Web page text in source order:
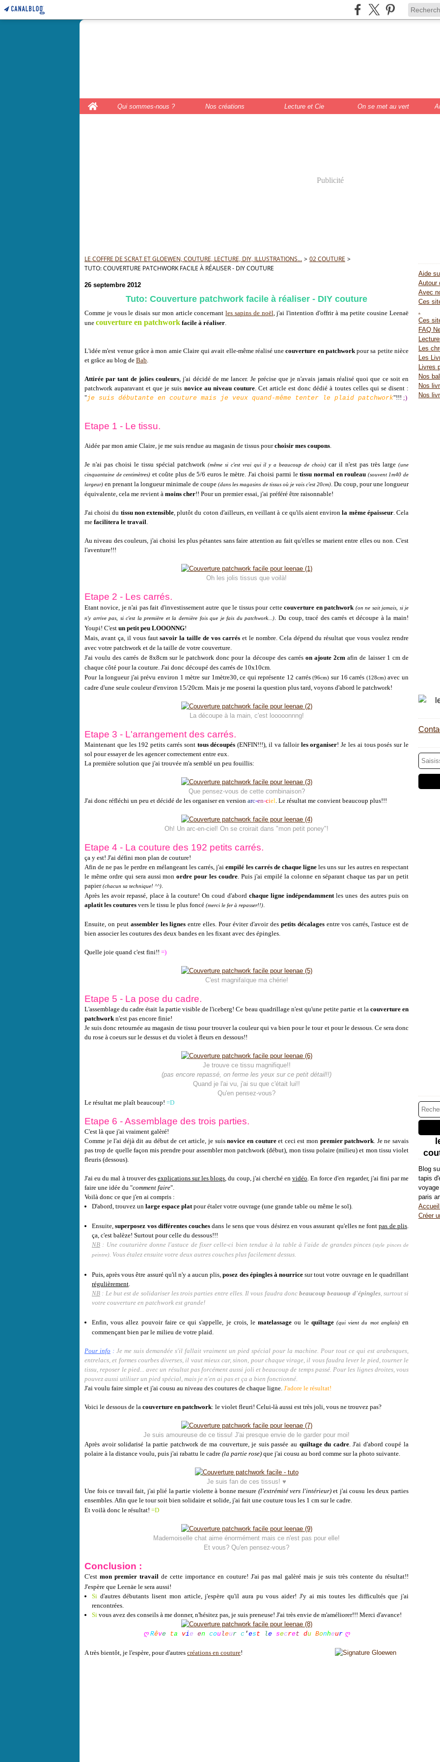
Home
Qui sommes-nous ? Nos créations Lecture et Cie On se met au vert
Publicité
LE COFFRE DE SCRAT ET GLOEWEN, COUTURE, LECTURE, DIY, ILLUSTRATIONS... > 02 COUTURE >
TUTO: COUVERTURE PATCHWORK FACILE À RÉALISER - DIY COUTURE
26 septembre 2012
Tuto: Couverture patchwork facile à réaliser - DIY couture
Comme je vous le disais sur mon article concernantles sapins de noël, j'ai l'intention d'offrir à ma petite cousine Leenaë
une couverture en patchwork facile à réaliser.
L'idée m'est venue grâce à mon amie Claire qui avait elle-même réalisé unecouverture en patchworkpour sa petite nièce
et grâce au blog de Bab.
Attirée par tant de jolies couleurs, j'ai décidé de me lancer. Je précise que je n'avais jamais réalisé quoi que ce soit en
patchwork auparavant et que je suis novice au niveau couture. Cet article est donc dédié à toutes celles qui se disent :
"je suis débutante en couture mais je veux quand-même tenter le plaid patchwork"!!! ;)
Etape 1 - Le tissu.
Aidée par mon amie Claire, je me suis rendue au magasin de tissus pourchoisir mes coupons.
Je n'ai pas choisi le tissu spécial patchwork (même si c'est vrai qui il y a beaucoup de choix) car il n'est pas très large (une
cinquantaine de centimètres) et coûte plus de 5/6 euros le mètre. J'ai choisi parmi letissu normal en rouleau (souvent 1m40 de
largeur) en prenant la longueur minimale de coupe (dans les magasins de tissus où je vais c'est 20cm). Du coup, pour une longueur
équivalente, cela me revient à moins cher!! Pour un premier essai, j'ai préféré être raisonnable!
J'ai choisi du tissu non extensible, plutôt du coton d'ailleurs, en veillant à ce qu'ils aient environla même épaisseur. Cela
me facilitera le travail.
Au niveau des couleurs, j'ai choisi les plus pétantes sans faire attention au fait qu'elles se marient entre elles ou non. C'est
l'aventure!!!
Oh les jolis tissus que voilà!
Etape 2 - Les carrés.
Etant novice, je n'ai pas fait d'investissement autre que le tissus pour cettecouverture en patchwork (on ne sait jamais, si je
n'y arrive pas, si c'est la première et la dernière fois que je fais du patchwork...). Du coup, tracé des carrés et découpe à la main!
Youpi! C'est un petit peu LOOONNG!
Mais, avant ça, il vous fautsavoir la taille de vos carrés et le nombre. Cela dépend du résultat que vous voulez rendre
avec votre patchwork et de la taille de votre couverture.
J'ai voulu des carrés de 8x8cm sur le patchwork donc pour la découpe des carrés on ajoute 2cm afin de laisser 1 cm de
chaque côté pour la couture. J'ai donc découpé des carrés de 10x10cm.
Pour la longueur j'ai prévu environ 1 mètre sur 1mètre30, ce qui représente 12 carrés(96cm) sur 16 carrés (128cm)avec un
cadre d'une seule couleur d'environ 15/20cm. Mais je me poserai la question plus tard, voyons d'abord le patchwork!
La découpe à la main, c'est looooonnng!
Etape 3 - L'arrangement des carrés.
Maintenant que les 192 petits carrés sonttous découpés (ENFIN!!!), il va falloirles organiser! Je les ai tous posés sur le
sol pour essayer de les agencer correctement entre eux.
La première solution que j'ai trouvée m'a semblé un peu fouillis:
Que pensez-vous de cette combinaison?
J'ai donc réfléchi un peu et décidé de les organiser en version arc-en-ciel. Le résultat me convient beaucoup plus!!!
Oh! Un arc-en-ciel! On se croirait dans "mon petit poney"!
Etape 4 - La couture des 192 petits carrés.
ça y est! J'ai défini mon plan de couture!
Afin de ne pas le perdre en mélangeant les carrés, j'aiempilé les carrés de chaque ligne les uns sur les autres en respectant
le même ordre qui sera aussi monordre pour les coudre. Puis j'ai empilé la colonne en séparant chaque tas par un petit
papier(chacun sa technique! ^^).
Après les avoir repassé, place à la couture! On coud d'abord chaque ligne indépendammentles unes des autres puis on
aplatit les coutures vers le tissu le plus foncé (merci le fer à repasser!!).
Ensuite, on peut assembler les lignes entre elles. Pour éviter d'avoir des petits décalagesentre vos carrés, l'astuce est de
bien associer les coutures des deux bandes en les fixant avec des épingles.
Quelle joie quand c'est fini!! =)
C'est magnifaïque ma chérie!
Etape 5 - La pose du cadre.
L'assemblage du cadre était la partie visible de l'iceberg! Ce beau quadrillage n'est qu'une petite partie et la couverture en
patchworkn'est pas encore finie!
Je suis donc retournée au magasin de tissu pour trouver la couleur qui va bien pour le tour et pour le dessous. Ce sera donc
du rose à coeurs sur le dessus et du violet à fleurs en dessous!!
Je trouve ce tissu magnifique!!
(pas encore repassé, on ferme les yeux sur ce petit détail!!)
Quand je l'ai vu, j'ai su que c'était lui!!
Qu'en pensez-vous?
Le résultat me plaît beaucoup! =D
Etape 6 - Assemblage des trois parties.
C'est là que j'ai vraiment galèré!
Comme je l'ai déjà dit au début de cet article, je suisnovice en coutureet ceci est mon premier patchwork. Je ne savais
pas trop de quelle façon mis prendre pour assembler mon patchwork (début), mon tissu polaire (milieu) et mon tissu violet
fleuris (dessous).
J'ai eu du mal à trouver des explications sur les blogs, du coup, j'ai cherché en vidéo. En force d'en regarder, j'ai fini par me
faire une idée du "comment faire".
Voilà donc ce que j'en ai compris :
D'abord, trouvez un large espace platpour étaler votre ouvrage (une grande table ou même le sol).
Ensuite,superposez vos différentes couches dans le sens que vous désirez en vous assurant qu'elles ne fontpas de plis.
ça, c'est balèze! Surtout pour celle du dessous!!!
NB : Une couturière donne l'astuce de fixer celle-ci bien tendue à la table à l'aide de grandes pinces(style pinces de
peintre). Vous étalez ensuite votre deux autres couches plus facilement dessus.
Puis, après vous être assuré qu'il n'y a aucun plis,posez des épingles à nourrice sur tout votre ouvrage en le quadrillant
régulièrement.
NB : Le but est de solidariser les trois parties entre elles. Il vous faudra donc beaucoup beauoup d'épingles, surtout si
votre couverture en patchwork est grande!
Enfin, vous allez pouvoir faire ce qui s'appelle, je crois, lematelassage ou le quiltage (qui vient du mot anglais)en
commençant bien par le milieu de votre plaid.
Pour info : Je me suis demandée s'il fallait vraiment un pied spécial pour la machine. Pour tout ce qui est arabesques,
entrelacs, et formes courbes diverses, il vaut mieux car, sinon, pour chaque virage, il vous faudra lever le pied, tourner le
tissu, reposer le pied... avec un résultat pas forcément aussi joli et beaucoup de temps passé. Pour les lignes droites, vous
pouvez aussi utiliser un pied spécial, mais je n'en ai pas et ça a bien fonctionné.
J'ai voulu faire simple et j'ai cousu au niveau des coutures de chaque ligne. J'adore le résultat!
Voici le dessous de la couverture en patchwork: le violet fleuri! Celui-là aussi est très joli, vous ne trouvez pas?
Je suis amoureuse de ce tissu! J'ai presque envie de le garder pour moi!
Après avoir solidarisé la partie patchwork de ma couverture, je suis passée au quiltage du cadre. J'ai d'abord coupé la
polaire à la distance voulu, puis j'ai rabattu le cadre (la partie rose) que j'ai cousu au bord comme sur la photo suivante.
Je suis fan de ces tissus! ♥
Une fois ce travail fait, j'ai plié la partie violette à bonne mesure (l'extrémité vers l'intérieur)et j'ai cousu les deux parties
ensembles. Afin que le tour soit bien solidaire et solide, j'ai fait une couture tous les 1 cm sur le cadre.
Et voilà donc le résultat! =D
Mademoiselle chat aime énormément mais ce n'est pas pour elle!
Et vous? Qu'en pensez-vous?
Conclusion :
C'est mon premier travailde cette importance en couture! J'ai pas mal galèré mais je suis très contente du résultat!!
J'espère que Leenäe le sera aussi!
Si d'autres débutants lisent mon article, j'espère qu'il aura pu vous aider! J'y ai mis toutes les difficultés que j'ai
rencontrées.
Si vous avez des conseils à me donner, n'hésitez pas, je suis preneuse! J'ai très envie de m'améliorer!!! Merci d'avance!
ღ Rêve ta vie en couleur c 'est le secret du Bonheur ღ
A très bientôt, je l'espère, pour d'autres créations en couture!
Aide
Autour
Avec
Ces
.
Ces
FAQ
Les
Les
Livres
Nos
Nos
Nos
Blog
tapis
paris
Créer